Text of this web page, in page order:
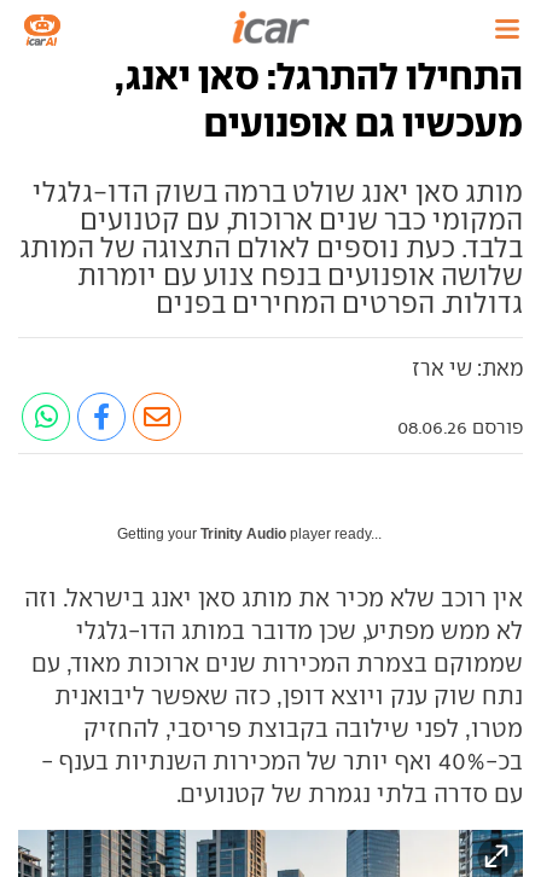
התחילו להתרגל: סאן יאנג,
מעכשיו גם אופנועים
מותג סאן יאנג שולט ברמה בשוק הדו-גלגלי
המקומי כבר שנים ארוכות, עם קטנועים
בלבד. כעת נוספים לאולם התצוגה של המותג
שלושה אופנועים בנפח צנוע עם יומרות
גדולות. הפרטים המחירים בפנים
מאת: שי ארז
פורסם 08.06.26
Getting your Trinity Audio player ready...
אין רוכב שלא מכיר את מותג סאן יאנג בישראל. וזה
לא ממש מפתיע, שכן מדובר במותג הדו-גלגלי
שממוקם בצמרת המכירות שנים ארוכות מאוד, עם
נתח שוק ענק ויוצא דופן, כזה שאפשר ליבואנית
מטרו, לפני שילובה בקבוצת פריסבי, להחזיק
בכ-40% ואף יותר של המכירות השנתיות בענף -
עם סדרה בלתי נגמרת של קטנועים.